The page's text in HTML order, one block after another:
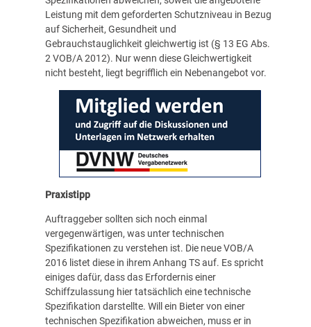
Leistung mit dem geforderten Schutzniveau in Bezug
auf Sicherheit, Gesundheit und
Gebrauchstauglichkeit gleichwertig ist (§ 13 EG Abs.
2 VOB/A 2012). Nur wenn diese Gleichwertigkeit
nicht besteht, liegt begrifflich ein Nebenangebot vor.
Praxistipp
Auftraggeber sollten sich noch einmal
vergegenwärtigen, was unter technischen
Spezifikationen zu verstehen ist. Die neue VOB/A
2016 listet diese in ihrem Anhang TS auf. Es spricht
einiges dafür, dass das Erfordernis einer
Schiffzulassung hier tatsächlich eine technische
Spezifikation darstellte. Will ein Bieter von einer
technischen Spezifikation abweichen, muss er in